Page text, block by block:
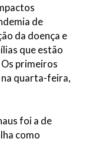
de
da doença e
que estão
primeiros
quarta-feira,
foi a de
como